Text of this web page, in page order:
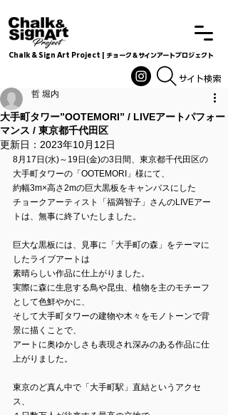
Chalk & Sign Art Project | チョーク＆サインアートプロジェクト
​​​サイト検索
大手町タワー”OOTEMORI” / LIVEアートパフォー
マンス / 東京都千代田区
哲 堀内
更新日： 2023年10月12日
8月17日(水)～19日(金)の3日間、東京都千代田区の
大手町タワーの「OOTEMORI」様にて、
約幅3m×高さ2mの巨大黒板をキャンバスにした
チョークアーティスト「福満智子」さんのLIVEアー
トは、無事に終了いたしました。
巨大な黒板には、見事に「大手町の森」をテーマに
したライブアートは
素晴らしい作品に仕上がりました。
実際に森に生息する鳥や昆虫、植物を主のモチーフ
として色鮮やかに、
そして大手町タワーの建物や木々をモノトーンで背
景に描くことで、
アートに奥ゆかしさも表現され深みのある作品に仕
上がりました。
東京のど真ん中で「大手町駅」直結というアクセ
ス、